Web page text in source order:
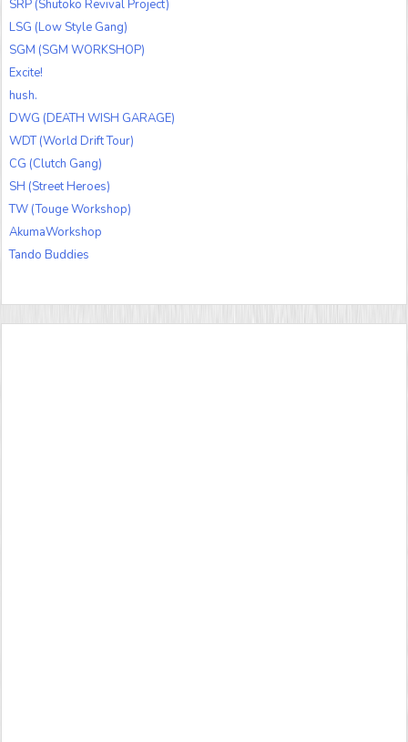
SRP (Shutoko Revival Project)
LSG (Low Style Gang)
SGM (SGM WORKSHOP)
Excite!
hush.
DWG (DEATH WISH GARAGE)
WDT (World Drift Tour)
CG (Clutch Gang)
SH (Street Heroes)
TW (Touge Workshop)
AkumaWorkshop
Tando Buddies